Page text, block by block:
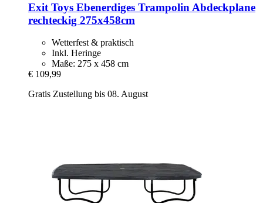
Exit Toys Ebenerdiges Trampolin Abdeckplane
rechteckig 275x458cm
Wetterfest & praktisch
Inkl. Heringe
Maße: 275 x 458 cm
€ 109,99
Gratis Zustellung bis 08. August